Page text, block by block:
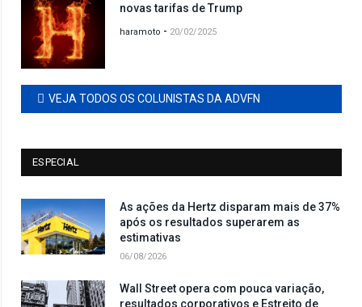
novas tarifas de Trump
haramoto - 20/02/2025
VEJA TODOS OS COLUNISTAS DA ADVFN
ESPECIAL
As ações da Hertz disparam mais de 37%
após os resultados superarem as
estimativas
06/08/2026
Wall Street opera com pouca variação,
resultados corporativos e Estreito de